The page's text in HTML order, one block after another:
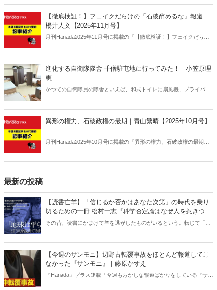
っている。
【徹底検証！】フェイクだらけの「石破辞めるな」報道｜
楊井人文【2025年11月号】
月刊Hanada2025年11月号に掲載の『【徹底検証！】フェイクだらけ
進化する自衛隊隊舎 千僧駐屯地に行ってみた！｜小笠原理
恵
かつての自衛隊員の隊舎といえば、和式トイレに扇風機、プライバシ
県伊丹市にある千僧駐屯地（せんぞちゅうとんち）を取材した。
異形の権力、石破政権の最期｜青山繁晴【2025年10月号】
月刊Hanada2025年10月号に掲載の『異形の権力、石破政権の最期｜
最新の投稿
【読書亡羊】「信じるか否かはあなた次第」の時代を乗り
切るための一冊 松村一志『科学否定論はなぜ人を惹きつけ
るのか』（ちくま新書）｜梶原麻衣子
その昔、読書にかまけて羊を逃がしたものがいるという。転じて「読
ある。元月刊『Hanada』編集部員のライター・梶原がお送りする時事
書評！
【今週のサンモニ】辺野古転覆事故をほとんど報道してこ
なかった『サンモニ』｜藤原かずえ
『Hanada』プラス連載「今週もおかしな報道ばかりをしている『サン